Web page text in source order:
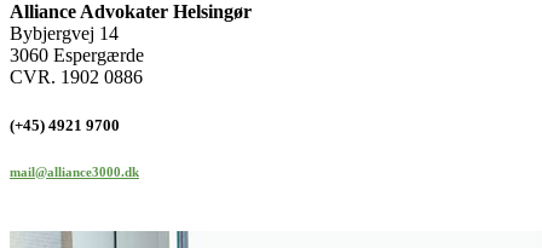
Alliance Advokater Helsingør
Bybjergvej 14
3060 Espergærde
CVR. 1902 0886
(+45) 4921 9700
mail@alliance3000.dk